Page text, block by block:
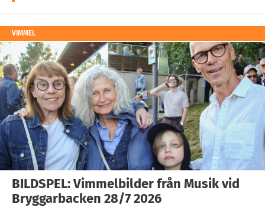
VIMMEL
BILDSPEL: Vimmelbilder från Musik vid
Bryggarbacken 28/7 2026